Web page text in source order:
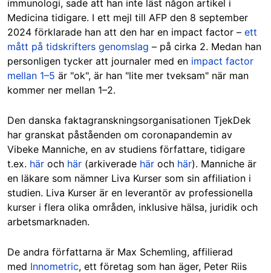
immunologi, sade att han inte läst någon artikel i
Medicina tidigare. I ett mejl till AFP den 8 september
2024 förklarade han att den har en impact factor – ett
mått på tidskrifters genomslag – på cirka 2. Medan han
personligen tycker att journaler med en impact factor
mellan 1–5 är "ok", är han "lite mer tveksam" när man
kommer ner mellan 1–2.
Den danska faktagranskningsorganisationen TjekDek
har granskat påståenden om coronapandemin av
Vibeke Manniche, en av studiens författare, tidigare
t.ex. här och här (arkiverade här och här). Manniche är
en läkare som nämner Liva Kurser som sin affiliation i
studien. Liva Kurser är en leverantör av professionella
kurser i flera olika områden, inklusive hälsa, juridik och
arbetsmarknaden.
De andra författarna är Max Schemling, affilierad
med Innometric, ett företag som han äger, Peter Riis